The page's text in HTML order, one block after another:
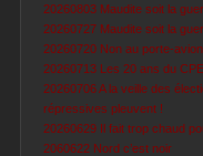
20260803 Maudite soit la
20260727 Maudite soit la
20260720 Non au porte-
20260713 Les 20 ans du CPE
20260706 A la veille des
répressives pleuvent !
20260629 Il fait trop chaud
2060622 Nord c’est noir